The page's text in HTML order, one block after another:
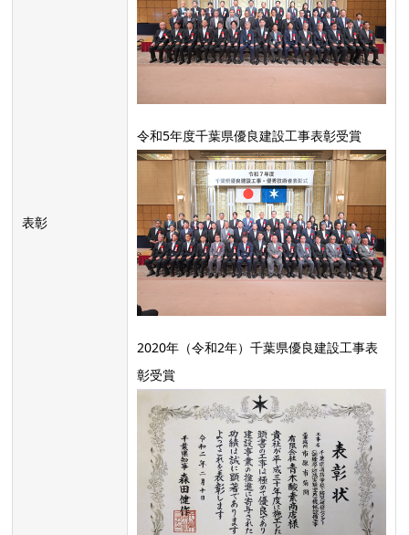
表彰
令和5年度千葉県優良建設工事表彰受賞
2020年（令和2年）千葉県優良建設工事表
彰受賞